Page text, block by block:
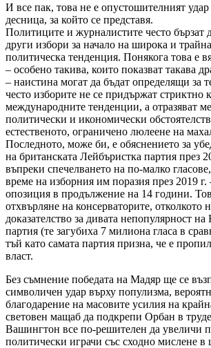
И все пак, това не е опустошителният удар
десница, за който се представя.
Политиците и журналистите често бързат
други избори за начало на широка и
политическа тенденция. Понякога това е
– особено такива, които показват такава
– наистина могат да бъдат определящи за
често изборите не се придържат стриктно
международните тенденции, а отразяват
политически и икономически
естественото, ограничено люлеене на
Последното, може би, е обяснението за
на британската Лейбъристка партия през
въпреки спечелването на по-малко
време на изборния им поразия през 2019 г.
опозиция в продължение на 14 години.
отхвърляне на консерваторите, отколкото
доказателство за дивата непопулярност на
партия (те загубиха 7 милиона гласа в
тъй като самата партия призна, че е
власт.
Без съмнение победата на Мадяр ще се
символичен удар върху популизма,
благодарение на масовите усилия на
световен мащаб да подкрепи Орбан в
Вашингтон все по-решителен да увеличи
политически играчи със сходно мислене в